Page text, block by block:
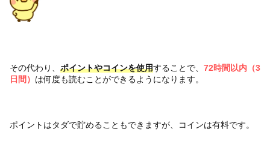
その代わり、 ポイントやコインを使用することで、 72時間以内（3
日間） は何度も読むことができるようになります。
ポイントはタダで貯めることもできますが、コインは有料です。